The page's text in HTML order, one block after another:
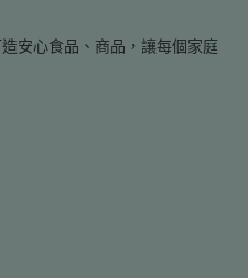
安心食品、商品，讓每個家庭